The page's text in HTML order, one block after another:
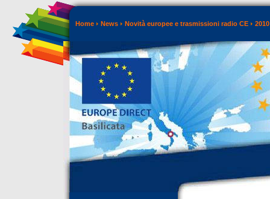
Home News Novità europee e trasmissioni radio CE 2010